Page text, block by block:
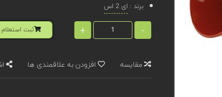
برند : ای 2 اس
-
+ ثبت استعلام
مقایسه افزودن به علاقمندی ها